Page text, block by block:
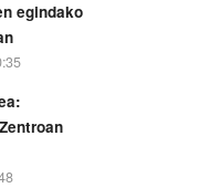
egindako